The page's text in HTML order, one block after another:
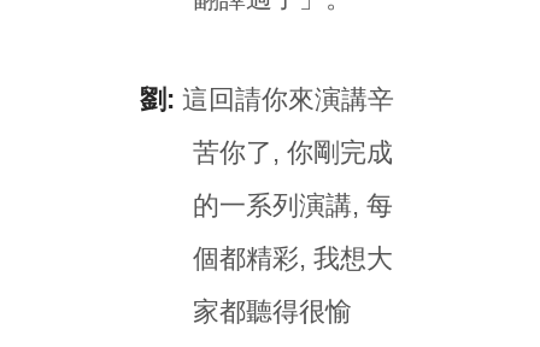
劉: 這回請你來演講辛
苦你了, 你剛完成
的一系列演講, 每
個都精彩, 我想大
家都聽得很愉